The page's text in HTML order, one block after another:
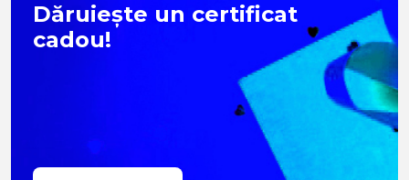
Dăruiește un certificat
cadou!